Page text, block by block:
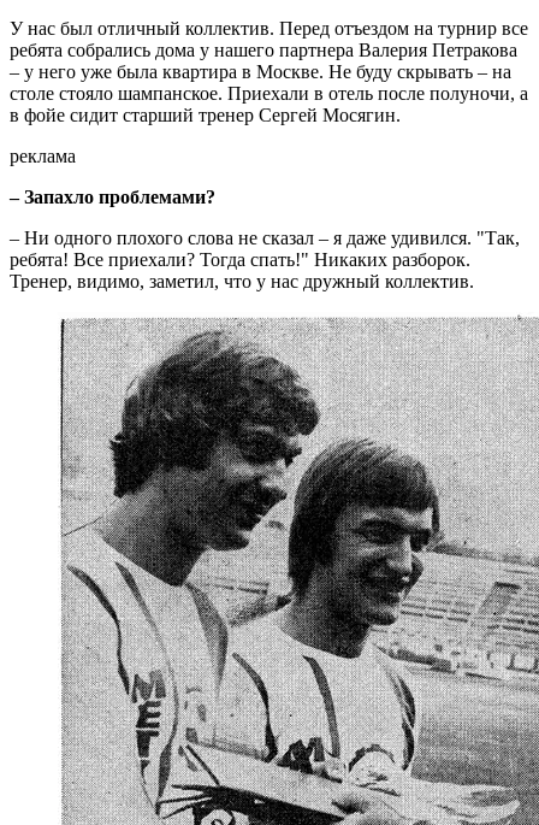
У нас был отличный коллектив. Перед отъездом на турнир все
ребята собрались дома у нашего партнера Валерия Петракова
– у него уже была квартира в Москве. Не буду скрывать – на
столе стояло шампанское. Приехали в отель после полуночи, а
в фойе сидит старший тренер Сергей Мосягин.
реклама
– Запахло проблемами?
– Ни одного плохого слова не сказал – я даже удивился. "Так,
ребята! Все приехали? Тогда спать!" Никаких разборок.
Тренер, видимо, заметил, что у нас дружный коллектив.